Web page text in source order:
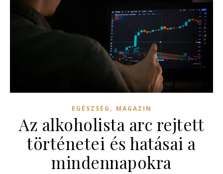
EGÉSZSÉG , MAGAZIN
Az alkoholista arc rejtett
történetei és hatásai a
mindennapokra